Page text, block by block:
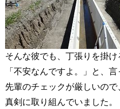
そんな彼でも、丁張りを掛け
「不安なんですよ。」と、
先輩のチェックが厳しいので
真剣に取り組んでいました。